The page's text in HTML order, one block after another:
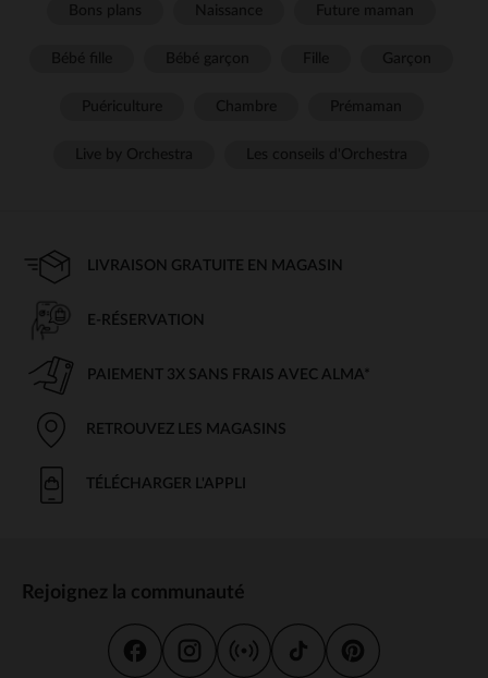
LIVRAISON GRATUITE EN MAGASIN
E-RÉSERVATION
PAIEMENT 3X SANS FRAIS AVEC ALMA*
RETROUVEZ LES MAGASINS
TÉLÉCHARGER L'APPLI
Rejoignez la communauté